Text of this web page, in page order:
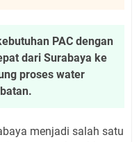
PAC dengan
dari Surabaya ke
proses water
menjadi salah satu